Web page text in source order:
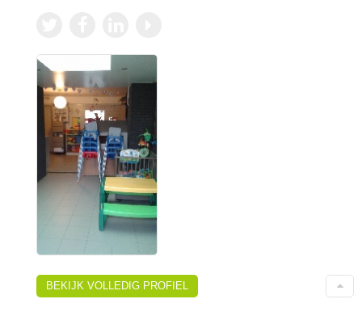
BEKIJK VOLLEDIG PROFIEL